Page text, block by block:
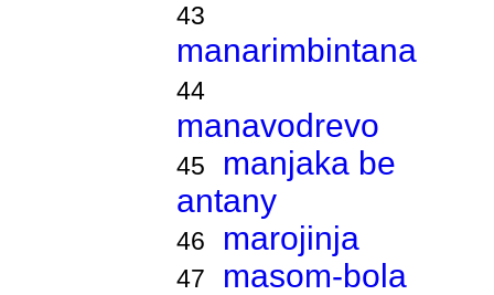
43
manarimbintana
44
manavodrevo
45
manjaka be
antany
46 marojinja
47 masom-bola